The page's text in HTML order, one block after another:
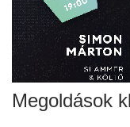
Megoldások